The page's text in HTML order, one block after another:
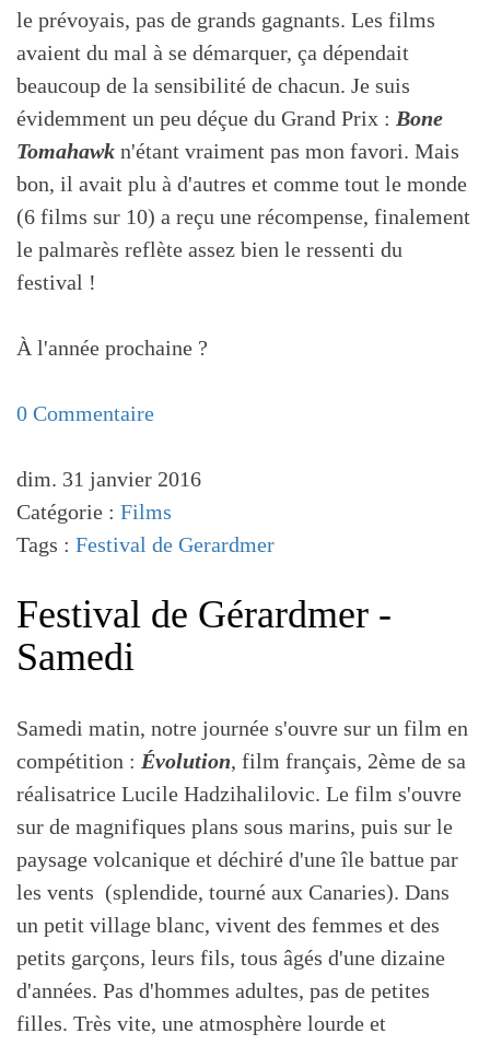
le prévoyais, pas de grands gagnants. Les films
avaient du mal à se démarquer, ça dépendait
beaucoup de la sensibilité de chacun. Je suis
évidemment un peu déçue du Grand Prix : Bone
Tomahawk n'étant vraiment pas mon favori. Mais
bon, il avait plu à d'autres et comme tout le monde
(6 films sur 10) a reçu une récompense, finalement
le palmarès reflète assez bien le ressenti du
festival !
À l'année prochaine ?
0 Commentaire
dim. 31 janvier 2016
Catégorie : Films
Tags : Festival de Gerardmer
Festival de Gérardmer -
Samedi
Samedi matin, notre journée s'ouvre sur un film en
compétition : Évolution, film français, 2ème de sa
réalisatrice Lucile Hadzihalilovic. Le film s'ouvre
sur de magnifiques plans sous marins, puis sur le
paysage volcanique et déchiré d'une île battue par
les vents (splendide, tourné aux Canaries). Dans
un petit village blanc, vivent des femmes et des
petits garçons, leurs fils, tous âgés d'une dizaine
d'années. Pas d'hommes adultes, pas de petites
filles. Très vite, une atmosphère lourde et